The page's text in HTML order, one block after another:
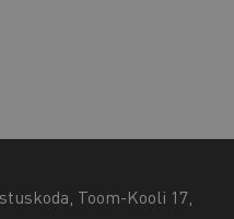
Toom-Kooli 17,